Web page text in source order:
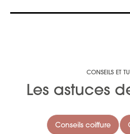
CONSEILS ET
Les astuces
Conseils coiffure